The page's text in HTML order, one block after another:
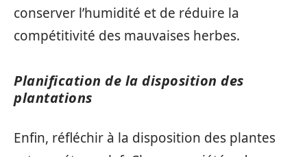
conserver l’humidité et de réduire la
compétitivité des mauvaises herbes.
Planification de la disposition des
plantations
Enfin, réfléchir à la disposition des plantes